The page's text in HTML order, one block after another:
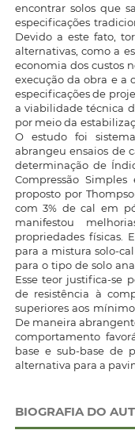
encontrar solos que
especificações
Devido a este fato,
alternativas, como a
economia dos custos
execução da obra e a
especificações de
a viabilidade técnica
por meio da
O estudo foi
abrangeu ensaios de
determinação de
Compressão
proposto por
com 3% de cal em
manifestou
propriedades físicas.
para a mistura solo-
para o tipo de solo
Esse teor justifica-se
de resistência à
superiores aos
De maneira
comportamento
base e sub-base de
alternativa para a
BIOGRAFIA DO